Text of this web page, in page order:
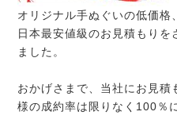
オリジナル手ぬぐいの低価格
日本最安値級のお見積もりを
ました。
おかげさまで、当社にお見積
様の成約率は限りなく100％